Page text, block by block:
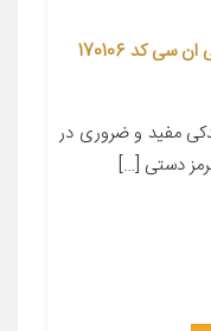
کابل ترمز دستی شاخه راست بلند آی پی ان سی کد 170106
مفید و ضروری در
دستی […]